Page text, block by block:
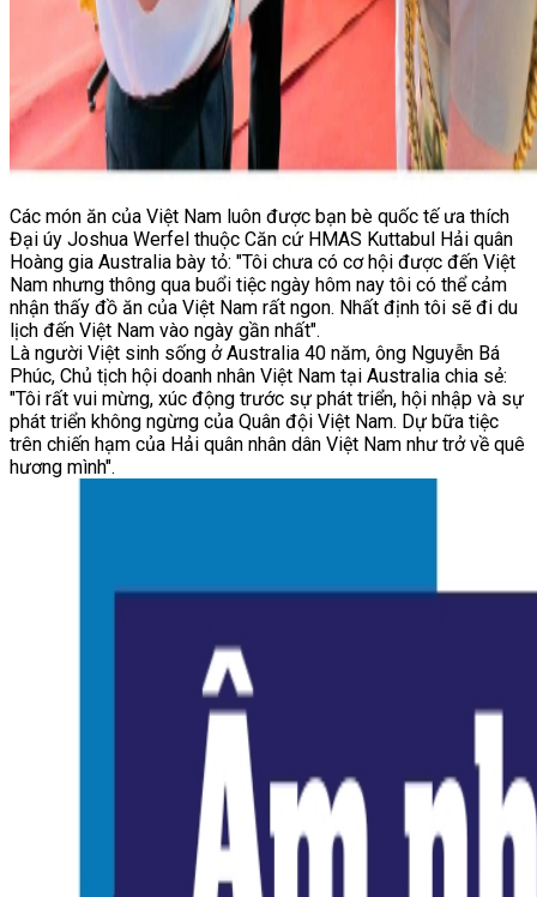
Các món ăn của Việt Nam luôn được bạn bè quốc tế ưa thích
Đại úy Joshua Werfel thuộc Căn cứ HMAS Kuttabul Hải quân
Hoàng gia Australia bày tỏ: "Tôi chưa có cơ hội được đến Việt
Nam nhưng thông qua buổi tiệc ngày hôm nay tôi có thể cảm
nhận thấy đồ ăn của Việt Nam rất ngon. Nhất định tôi sẽ đi du
lịch đến Việt Nam vào ngày gần nhất".
Là người Việt sinh sống ở Australia 40 năm, ông Nguyễn Bá
Phúc, Chủ tịch hội doanh nhân Việt Nam tại Australia chia sẻ:
"Tôi rất vui mừng, xúc động trước sự phát triển, hội nhập và sự
phát triển không ngừng của Quân đội Việt Nam. Dự bữa tiệc
trên chiến hạm của Hải quân nhân dân Việt Nam như trở về quê
hương mình".